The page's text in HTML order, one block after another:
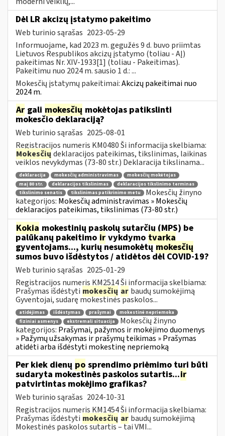
Dėl LR akcizų įstatymo pakeitimo
Web turinio sąrašas 2023-05-29
Informuojame, kad 2023 m. gegužės 9 d. buvo priimtas
Lietuvos Respublikos akcizų įstatymo (toliau - AĮ)
pakeitimas Nr. XIV-1933[1] (toliau - Pakeitimas).
Pakeitimu nuo 2024 m. sausio 1 d.: ...
Mokesčių įstatymų pakeitimai:Akcizų pakeitimai nuo
2024 m.
Ar gali mokesčių mokėtojas patikslinti
mokesčio deklaraciją?
Web turinio sąrašas 2025-08-01
Registracijos numeris KM0480 Ši informacija skelbiama:
Mokesčių deklaracijos pateikimas, tikslinimas, laikinas
veiklos nevykdymas (73-80 str.) Deklaracija tikslinama...
deklaracija mokesčių administravimas
mokesčių mokėtojas
maį 80 str.
deklaracijos tikslinimas
deklaracijos tikslinimo terminas
tikslinimo senatis
tikslinimas patikrinimo metu
Mokesčių žinyno
kategorijos: Mokesčių administravimas » Mokesčių
deklaracijos pateikimas, tikslinimas (73-80 str.)
Kokia mokestinių paskolų sutarčių (MPS) be
palūkanų pakeitimo ir vykdymo tvarka
gyventojams..., kurių nesumokėtųmokesčių
sumos buvo išdėstytos / atidėtos dėl COVID-19?
Web turinio sąrašas 2025-01-29
Registracijos numeris KM2514 Ši informacija skelbiama:
Prašymas išdėstyti mokesčių ar baudų sumokėjimą
Gyventojai, sudarę mokestinės paskolos...
atidėjimas išdėstymas prašymai
mokestinė nepriemoka
fiziniai asmenys
ekstremali situacija
Mokesčių žinyno
kategorijos: Prašymai, pažymos ir mokėjimo duomenys
» Pažymų užsakymas ir prašymų teikimas » Prašymas
atidėti arba išdėstyti mokestinę nepriemoką
Per kiek dienų po sprendimo priėmimo turi būti
sudaryta mokestinės paskolos sutartis...ir
patvirtintas mokėjimo grafikas?
Web turinio sąrašas 2024-10-31
Registracijos numeris KM1454 Ši informacija skelbiama:
Prašymas išdėstyti mokesčių ar baudų sumokėjimą
Mokestinės paskolos sutartis – tai VMI...